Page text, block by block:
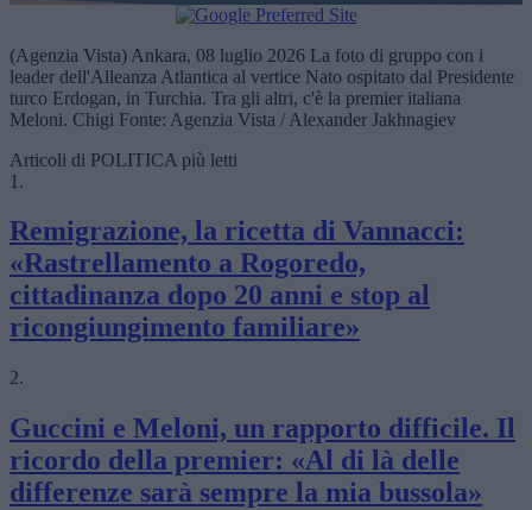
(Agenzia Vista) Ankara, 08 luglio 2026 La foto di gruppo con i
leader dell'Alleanza Atlantica al vertice Nato ospitato dal Presidente
turco Erdogan, in Turchia. Tra gli altri, c'è la premier italiana
Meloni. Chigi Fonte: Agenzia Vista / Alexander Jakhnagiev
Articoli di POLITICA più letti
1.
Remigrazione, la ricetta di Vannacci:
«Rastrellamento a Rogoredo,
cittadinanza dopo 20 anni e stop al
ricongiungimento familiare»
2.
Guccini e Meloni, un rapporto difficile. Il
ricordo della premier: «Al di là delle
differenze sarà sempre la mia bussola»